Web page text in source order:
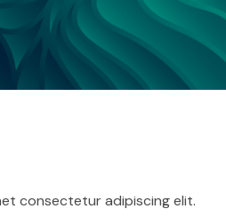
consectetur adipiscing elit.